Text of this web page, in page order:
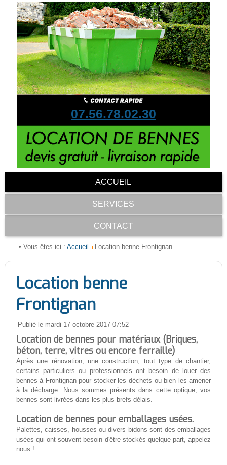
07.56.78.02.30
ACCUEIL
SERVICES
CONTACT
• Vous êtes ici : Accueil Location benne Frontignan
Location benne
Frontignan
Publié le mardi 17 octobre 2017 07:52
Location de bennes pour matériaux (Briques,
béton, terre, vitres ou encore ferraille)
Après une rénovation, une construction, tout type de chantier,
certains particuliers ou professionnels ont besoin de louer des
bennes à Frontignan pour stocker les déchets ou bien les amener
à la décharge. Nous sommes présents dans cette optique, vos
bennes sont livrées dans les plus brefs délais.
Location de bennes pour emballages usées.
Palettes, caisses, housses ou divers bidons sont des emballages
usées qui ont souvent besoin d'être stockés quelque part, appelez
nous !